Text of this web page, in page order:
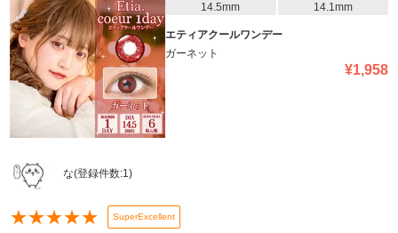
14.5mm
14.1mm
エティアクールワンデー
ガーネット
¥1,958
な(登録件数:1)
★★★★★ SuperExcellent